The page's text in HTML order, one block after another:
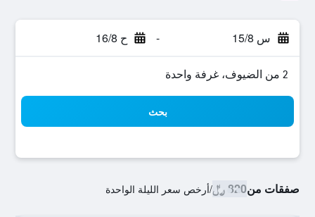
س 15/8 - ح 16/8
2 من الضيوف، غرفة واحدة
بحث
صفقات من820 ﷼ /أرخص سعر الليلة الواحدة